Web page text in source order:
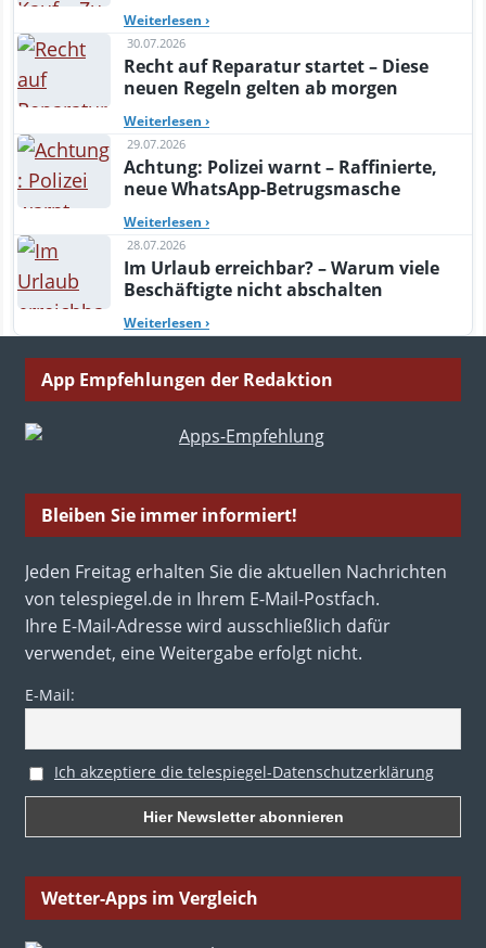
Weiterlesen ›
30.07.2026
Recht auf Reparatur startet – Diese
neuen Regeln gelten ab morgen
Weiterlesen ›
29.07.2026
Achtung: Polizei warnt – Raffinierte,
neue WhatsApp-Betrugsmasche
Weiterlesen ›
28.07.2026
Im Urlaub erreichbar? – Warum viele
Beschäftigte nicht abschalten
Weiterlesen ›
App Empfehlungen der Redaktion
Bleiben Sie immer informiert!
Jeden Freitag erhalten Sie die aktuellen Nachrichten
von telespiegel.de in Ihrem E-Mail-Postfach.
Ihre E-Mail-Adresse wird ausschließlich dafür
verwendet, eine Weitergabe erfolgt nicht.
E-Mail:
Ich akzeptiere die telespiegel-Datenschutzerklärung
Wetter-Apps im Vergleich